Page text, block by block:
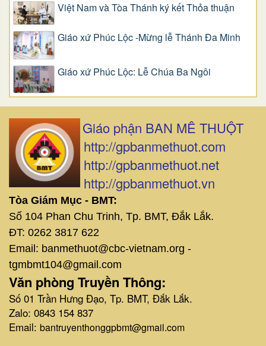
Việt Nam và Tòa Thánh ký kết Thỏa thuận
Giáo xứ Phúc Lộc -Mừng lễ Thánh Đa Minh
Giáo xứ Phúc Lộc: Lễ Chúa Ba Ngôi
Giáo phận BAN MÊ THUỘT
http://gpbanmethuot.com
http://gpbanmethuot.net
http://gpbanmethuot.vn
Tòa Giám Mục - BMT:
Số 104 Phan Chu Trinh, Tp. BMT, Đắk Lắk.
ĐT: 0262 3817 622
Email: banmethuot@cbc-vietnam.org -
tgmbmt104@gmail.com
Văn phòng Truyền Thông:
Số 01 Trần Hưng Đạo, Tp. BMT, Đắk Lắk.
Zalo: 0843 154 837
Email: bantruyenthonggpbmt@gmail.com